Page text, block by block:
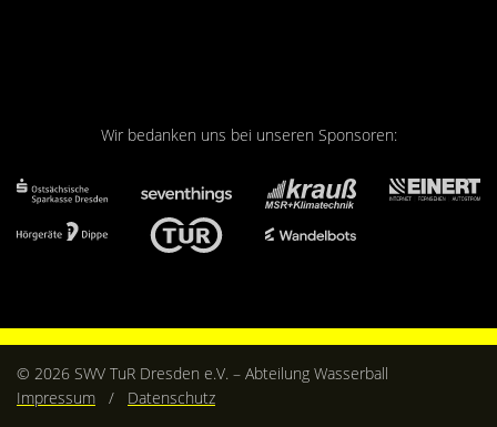
Wir bedanken uns bei unseren Sponsoren:
© 2026 SWV TuR Dresden e.V. – Abteilung Wasserball
Impressum / Datenschutz